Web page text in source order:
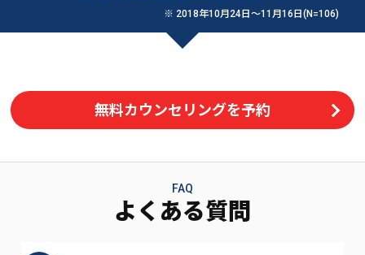
※ 2018年10月24日〜11月16日(N=106)
無料カウンセリングを予約
FAQ
よくある質問